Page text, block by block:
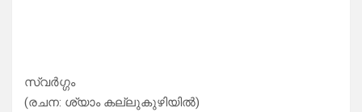
സ്വർഗ്ഗം
(രചന: ശ്യാം കല്ലുകുഴിയിൽ)